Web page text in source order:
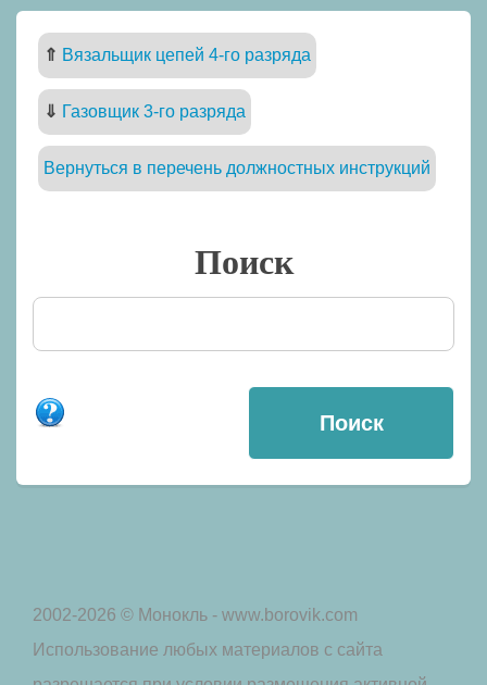
⇑ Вязальщик цепей 4-го разряда
⇓ Газовщик 3-го разряда
Вернуться в перечень должностных инструкций
Поиск
2002-2026 © Монокль - www.borovik.com
Использование любых материалов с сайта